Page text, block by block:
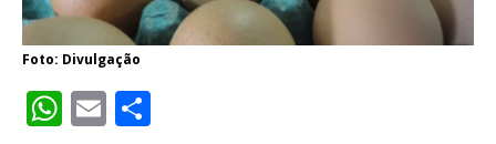
Foto: Divulgação
W E